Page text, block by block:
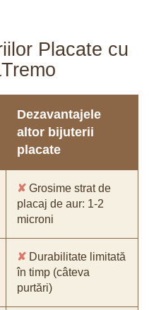
Placate cu
Dezavantajele
altor bijuterii
placate
✘ Grosime strat de
placaj de aur: 1-2
microni
✘ Durabilitate limitată
în timp (câteva
purtări)